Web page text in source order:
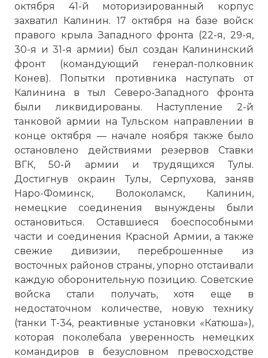
октября 41-й моторизированный корпус
захватил Калинин. 17 октября на базе войск
правого крыла Западного фронта (22-я, 29-я,
30-я и 31-я армии) был создан Калининский
фронт (командующий генерал-полковник
Конев). Попытки противника наступать от
Калинина в тыл Северо-Западного фронта
были ликвидированы. Наступление 2-й
танковой армии на Тульском направлении в
конце октября — начале ноября также было
остановлено действиями резервов Ставки
ВГК, 50-й армии и трудящихся Тулы.
Достигнув окраин Тулы, Серпухова, заняв
Наро-Фоминск, Волоколамск, Калинин,
немецкие соединения вынуждены были
остановиться. Оставшиеся боеспособными
части и соединения Красной Армии, а также
свежие дивизии, переброшенные из
восточных районов страны, упорно отстаивали
каждую оборонительную позицию. Советские
войска стали получать, хотя еще в
недостаточном количестве, новую технику
(танки Т-34, реактивные установки «Катюша»),
которая поколебала уверенность немецких
командиров в безусловном превосходстве